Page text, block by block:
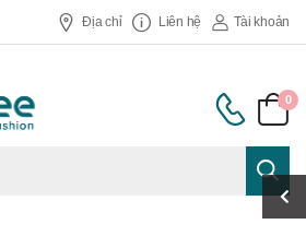
Địa chỉ Liên hệ Tài khoản
0